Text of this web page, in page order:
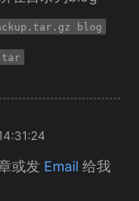
blog
或发 Email 给我